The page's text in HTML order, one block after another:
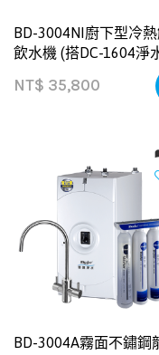
BD-3004NI廚下型冷
飲水機 (搭DC-1604淨
NT$ 35,800
BD-3004A霧面不鏽鋼